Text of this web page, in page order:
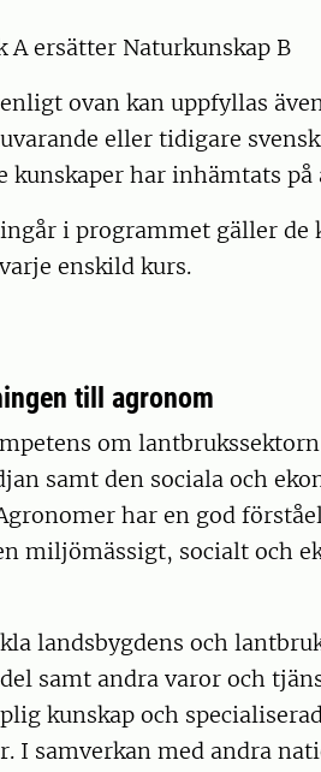
ersätter Naturkunskap B
ovan kan uppfyllas
eller tidigare
kunskaper har inhämtats på
i programmet gäller de
enskild kurs.
till agronom
om
samt den sociala och
har en god
miljömässigt, socialt och
landsbygdens och
samt andra varor och
kunskap och
I samverkan med andra